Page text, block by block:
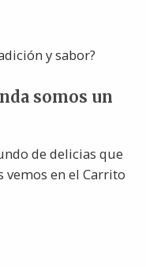
y sabor?
somos un
de delicias que
vemos en el Carrito